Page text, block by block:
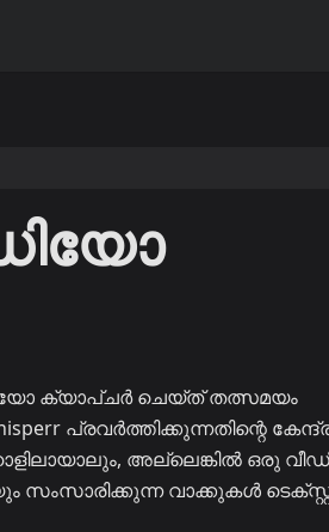
ക്യാപ്‌ചർ ചെയ്‌ത് തത്സമയം
പ്രവർത്തിക്കുന്നതിന്റെ
അല്ലെങ്കിൽ ഒരു
വാക്കുകൾ